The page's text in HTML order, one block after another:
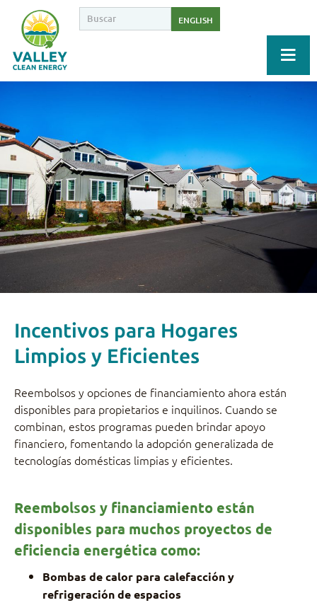
ENGLISH
Incentivos para Hogares
Limpios y Eficientes
Reembolsos y opciones de financiamiento ahora están
disponibles para propietarios e inquilinos. Cuando se
combinan, estos programas pueden brindar apoyo
financiero, fomentando la adopción generalizada de
tecnologías domésticas limpias y eficientes.
Reembolsos y financiamiento están
disponibles para muchos proyectos de
eficiencia energética como:
Bombas de calor para calefacción y
refrigeración de espacios